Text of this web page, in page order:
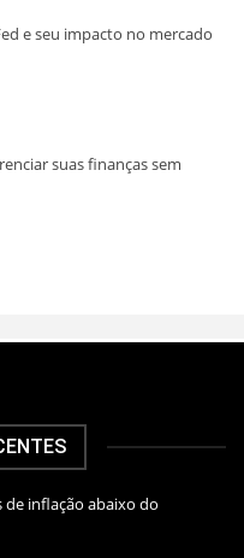
e seu impacto no mercado
suas finanças sem
de inflação abaixo do